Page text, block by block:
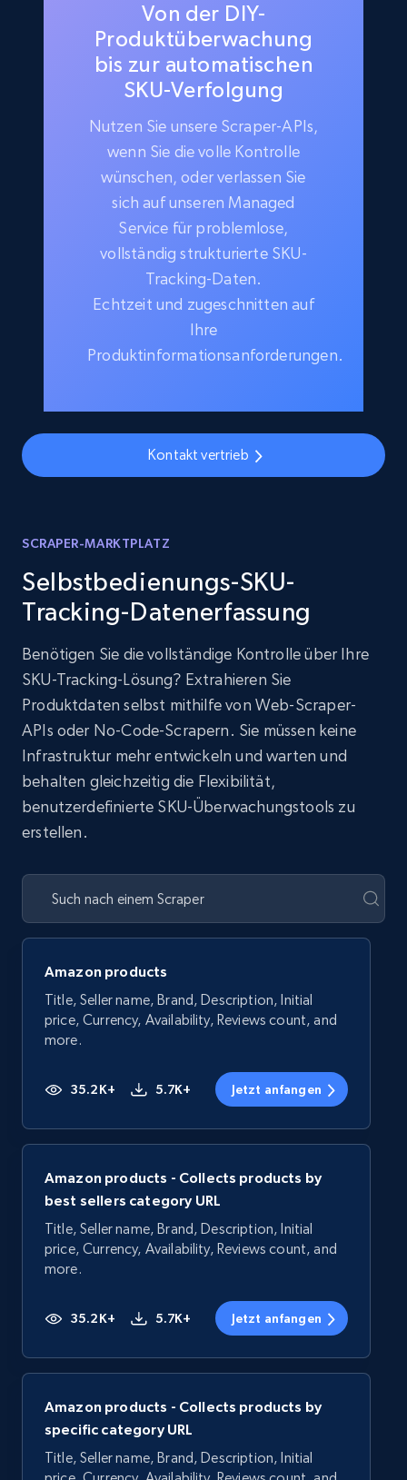
Von der DIY-
Produktüberwachung
bis zur automatischen
SKU-Verfolgung
Nutzen Sie unsere Scraper-APIs,
wenn Sie die volle Kontrolle
wünschen, oder verlassen Sie
sich auf unseren Managed
Service für problemlose,
vollständig strukturierte SKU-
Tracking-Daten.
Echtzeit und zugeschnitten auf
Ihre
Produktinformationsanforderungen.
Kontakt vertrieb
SCRAPER-MARKTPLATZ
Selbstbedienungs-SKU-
Tracking-Datenerfassung
Benötigen Sie die vollständige Kontrolle über Ihre
SKU-Tracking-Lösung? Extrahieren Sie
Produktdaten selbst mithilfe von Web-Scraper-
APIs oder No-Code-Scrapern. Sie müssen keine
Infrastruktur mehr entwickeln und warten und
behalten gleichzeitig die Flexibilität,
benutzerdefinierte SKU-Überwachungstools zu
erstellen.
Amazon products
Title, Seller name, Brand, Description, Initial
price, Currency, Availability, Reviews count, and
more.
35.2K+ 5.7K+ Jetzt anfangen
Amazon products - Collects products by
best sellers category URL
Title, Seller name, Brand, Description, Initial
price, Currency, Availability, Reviews count, and
more.
35.2K+ 5.7K+ Jetzt anfangen
Amazon products - Collects products by
specific category URL
Title, Seller name, Brand, Description, Initial